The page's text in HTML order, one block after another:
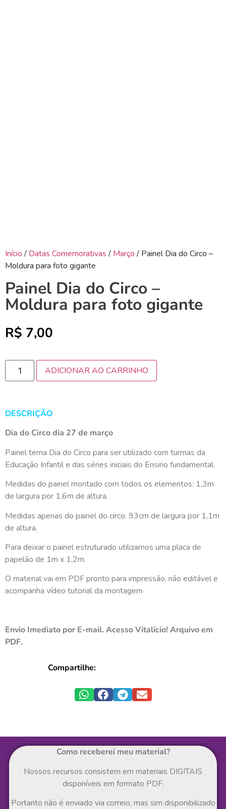
Início / Datas Comemorativas / Março / Painel Dia do Circo –
Moldura para foto gigante
Painel Dia do Circo –
Moldura para foto gigante
R$ 7,00
ADICIONAR AO CARRINHO
DESCRIÇÃO
Dia do Circo dia 27 de março
Painel tema Dia do Circo para ser utilizado com turmas da
Educação Infantil e das séries iniciais do Ensino fundamental.
Medidas do painel montado com todos os elementos: 1,3m
de largura por 1,6m de altura.
Medidas apenas do painel do circo: 93cm de largura por 1,1m
de altura.
Para deixar o painel estruturado utilizamos uma placa de
papelão de 1m x 1,2m.
O material vai em PDF pronto para impressão, não editável e
acompanha vídeo tutorial da montagem
Envio Imediato por E-mail. Acesso Vitalício! Arquivo em
PDF.
Compartilhe:
Como receberei meu material?
Nossos recursos consistem em materiais DIGITAIS
disponíveis em formato PDF.
Portanto não é enviado via correio, mas sim disponibilizado